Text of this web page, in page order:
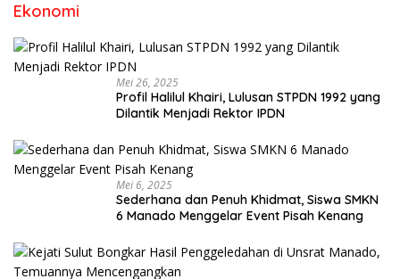
Ekonomi
Mei 26, 2025
Profil Halilul Khairi, Lulusan STPDN 1992 yang
Dilantik Menjadi Rektor IPDN
Mei 6, 2025
Sederhana dan Penuh Khidmat, Siswa SMKN
6 Manado Menggelar Event Pisah Kenang